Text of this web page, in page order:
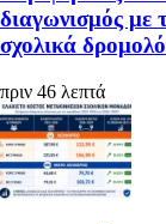
διαγωνισμός με
σχολικά
πριν 46 λεπτά